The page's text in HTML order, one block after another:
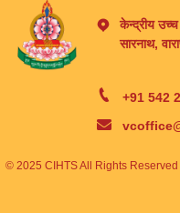
केन्द्रीय उच्च
सारनाथ,
+91 542
© 2025 CIHTS All Rights Reserved |